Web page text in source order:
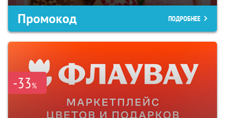
Промокод ПОДРОБНЕЕ
-33%